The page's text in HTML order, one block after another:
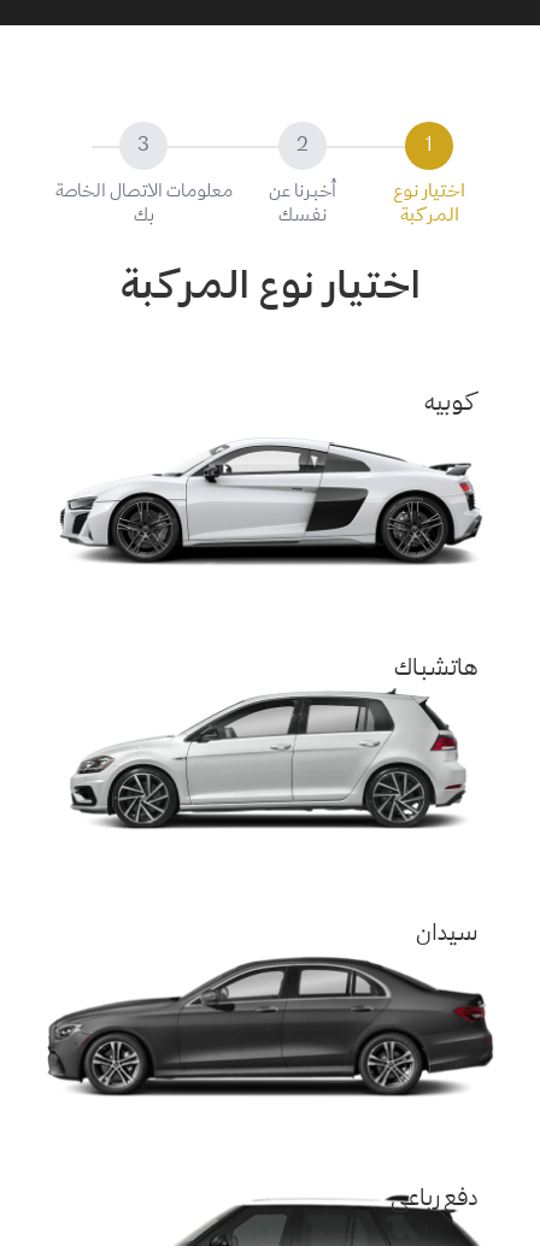
1
اختيار نوع
المركبة
2
أخبرنا عن
نفسك
3
معلومات الاتصال الخاصة
بك
اختيار نوع المركبة
كوبيه
هاتشباك
سيدان
دفع رباعي